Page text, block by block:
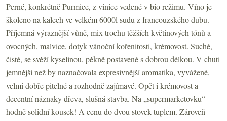
Perné, konkrétně Purmice, z vinice vedené v bio režimu. Víno je
školeno na kalech ve velkém 6000l sudu z francouzského dubu.
Příjemná výraznější vůně, mix trochu těžších květinových tónů a
ovocných, malvice, dotyk vánoční kořenitosti, krémovost. Suché,
čisté, se svěží kyselinou, pěkně postavené s dobrou délkou. V chuti
jemnější než by naznačovala expresivnější aromatika, vyvážené,
velmi dobře pitelné a rozhodně zajímavé. Opět i krémovost a
decentní náznaky dřeva, slušná stavba. Na „supermarketovku“
hodně solidní kousek! A cenu do dvou stovek tuplem. Zároveň